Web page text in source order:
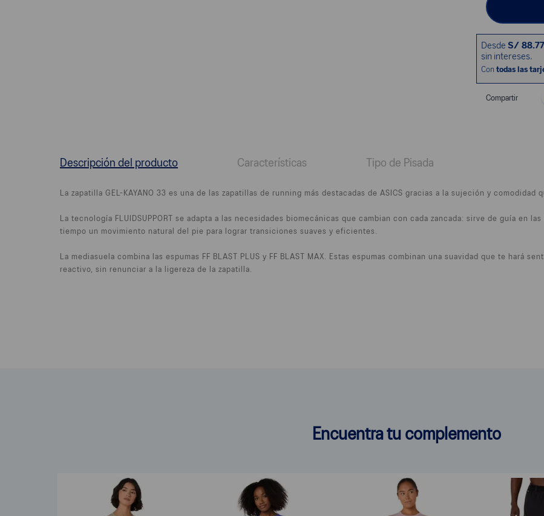
Compartir
Descripción del producto Características Tipo de Pisada
La zapatilla GEL-KAYANO 33 es una de las zapatillas de running más destacadas de ASICS gracias a la sujeción y comodidad
La tecnología FLUIDSUPPORT se adapta a las necesidades biomecánicas que cambian con cada zancada: sirve de guía en
tiempo un movimiento natural del pie para lograr transiciones suaves y eficientes.
La mediasuela combina las espumas FF BLAST PLUS y FF BLAST MAX. Estas espumas combinan una suavidad que te hará
reactivo, sin renunciar a la ligereza de la zapatilla.
Encuentra tu complemento